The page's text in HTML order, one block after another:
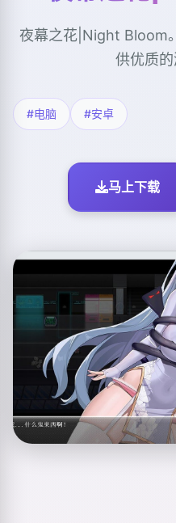
夜幕之花|Night Bloom
供优质的
#电脑 #安卓
马上下载